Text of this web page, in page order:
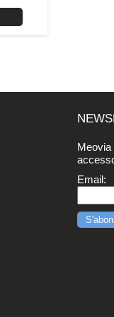
Meovia
Email: